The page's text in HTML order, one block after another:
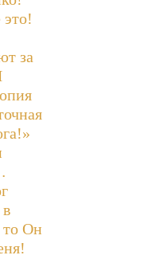
за
то Он